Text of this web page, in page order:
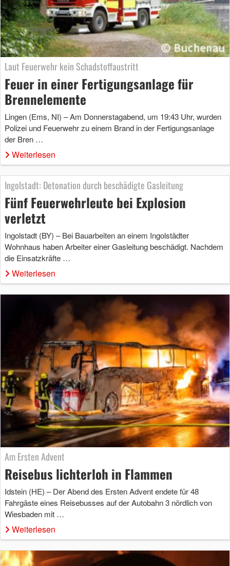
Laut Feuerwehr kein Schadstoffaustritt
Feuer in einer Fertigungsanlage für
Brennelemente
Lingen (Ems, NI) – Am Donnerstagabend, um 19:43 Uhr, wurden
Polizei und Feuerwehr zu einem Brand in der Fertigungsanlage
der Bren …
Weiterlesen
Ingolstadt: Detonation durch beschädigte Gasleitung
Fünf Feuerwehrleute bei Explosion
verletzt
Ingolstadt (BY) – Bei Bauarbeiten an einem Ingolstädter
Wohnhaus haben Arbeiter einer Gasleitung beschädigt. Nachdem
die Einsatzkräfte …
Weiterlesen
Am Ersten Advent
Reisebus lichterloh in Flammen
Idstein (HE) – Der Abend des Ersten Advent endete für 48
Fahrgäste eines Reisebusses auf der Autobahn 3 nördlich von
Wiesbaden mit …
Weiterlesen